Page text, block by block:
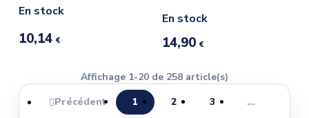
En stock
10,14 €
En stock
14,90 €
Affichage 1-20 de 258 article(s)
Précédent 1 2 3
…